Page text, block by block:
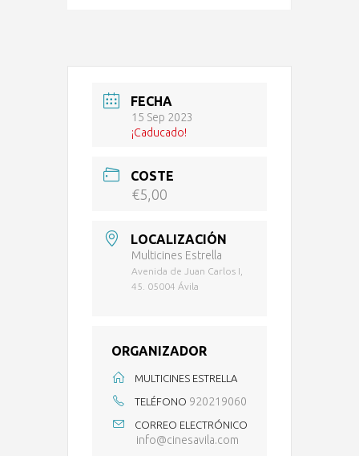
FECHA
15 Sep 2023
¡Caducado!
COSTE
€5,00
LOCALIZACIÓN
Multicines Estrella
Avenida de Juan Carlos I,
45. 05004 Ávila
ORGANIZADOR
MULTICINES ESTRELLA
TELÉFONO 920219060
CORREO ELECTRÓNICO
info@cinesavila.com